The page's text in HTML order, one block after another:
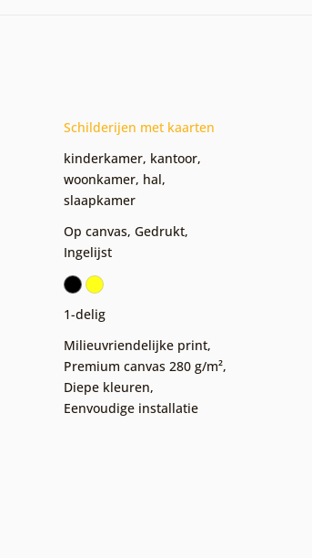
Schilderijen met kaarten
kinderkamer, kantoor,
woonkamer, hal,
slaapkamer
Op canvas, Gedrukt,
Ingelijst
1-delig
Milieuvriendelijke print,
Premium canvas 280 g/m²,
Diepe kleuren,
Eenvoudige installatie